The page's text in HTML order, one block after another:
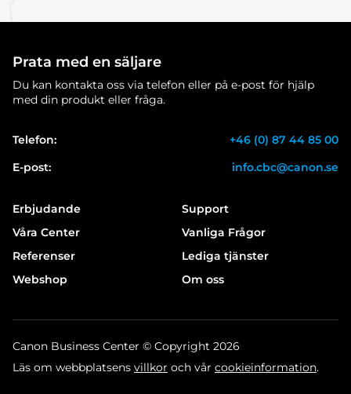
Erbjudande
Våra Center
Referenser
Webshop
Support
Vanliga Frågor
Lediga tjänster
Om oss
Prata med en säljare
Du kan kontakta oss via telefon eller på e-post för hjälp
med din produkt eller fråga.
Telefon:
+46 (0) 87 44 85 00
E-post:
info.cbc@canon.se
Canon Business Center © Copyright 2026
Läs om webbplatsens villkor och vår cookieinformation.